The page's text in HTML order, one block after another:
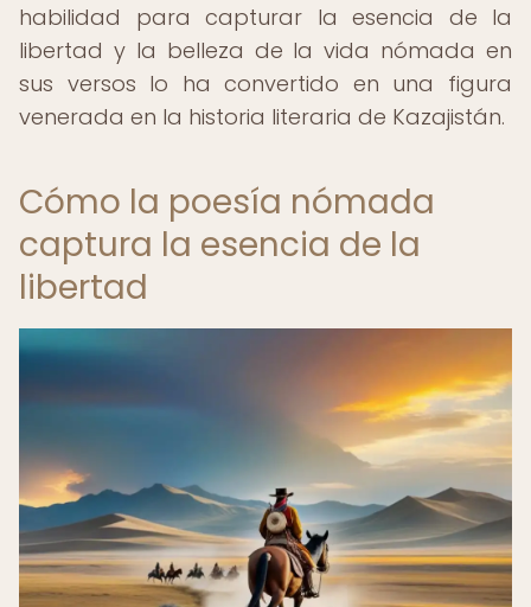
habilidad para capturar la esencia de la
libertad y la belleza de la vida nómada en
sus versos lo ha convertido en una figura
venerada en la historia literaria de Kazajistán.
Cómo la poesía nómada
captura la esencia de la
libertad